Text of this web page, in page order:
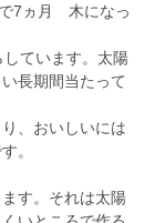
7ヵ月 木になっ
ています。太陽
長期間当たって
、おいしいには
。
す。それは太陽